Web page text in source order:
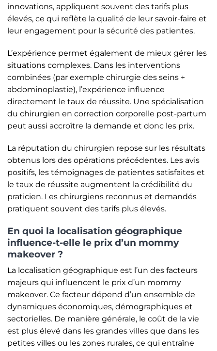
innovations, appliquent souvent des tarifs plus
élevés, ce qui reflète la qualité de leur savoir-faire et
leur engagement pour la sécurité des patientes.
L’expérience permet également de mieux gérer les
situations complexes. Dans les interventions
combinées (par exemple chirurgie des seins +
abdominoplastie), l’expérience influence
directement le taux de réussite. Une spécialisation
du chirurgien en correction corporelle post-partum
peut aussi accroître la demande et donc les prix.
La réputation du chirurgien repose sur les résultats
obtenus lors des opérations précédentes. Les avis
positifs, les témoignages de patientes satisfaites et
le taux de réussite augmentent la crédibilité du
praticien. Les chirurgiens reconnus et demandés
pratiquent souvent des tarifs plus élevés.
En quoi la localisation géographique
influence-t-elle le prix d’un mommy
makeover ?
La localisation géographique est l’un des facteurs
majeurs qui influencent le prix d’un mommy
makeover. Ce facteur dépend d’un ensemble de
dynamiques économiques, démographiques et
sectorielles. De manière générale, le coût de la vie
est plus élevé dans les grandes villes que dans les
petites villes ou les zones rurales, ce qui entraîne